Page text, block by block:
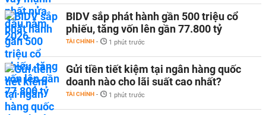
BIDV sắp phát hành gần 500 triệu cổ
phiếu, tăng vốn lên gần 77.800 tỷ
TÀI CHÍNH - 1 phút trước
Gửi tiền tiết kiệm tại ngân hàng quốc
doanh nào cho lãi suất cao nhất?
TÀI CHÍNH - 1 phút trước